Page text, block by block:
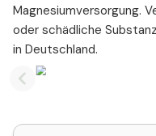
Magnesiumversorgung.
oder schädliche
in Deutschland.
Previous slide